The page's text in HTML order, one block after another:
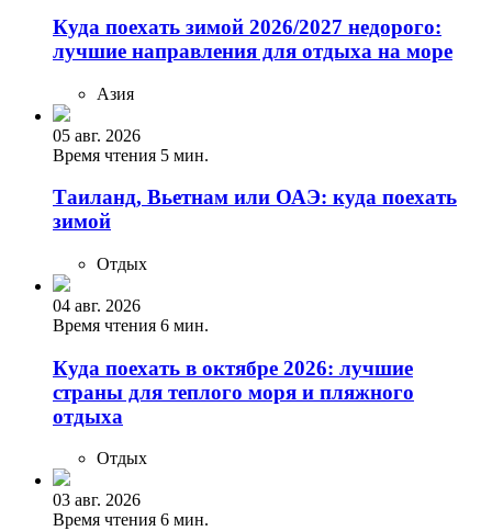
Куда поехать зимой 2026/2027 недорого:
лучшие направления для отдыха на море
Азия
05 авг. 2026
Время чтения 5 мин.
Таиланд, Вьетнам или ОАЭ: куда поехать
зимой
Отдых
04 авг. 2026
Время чтения 6 мин.
Куда поехать в октябре 2026: лучшие
страны для теплого моря и пляжного
отдыха
Отдых
03 авг. 2026
Время чтения 6 мин.